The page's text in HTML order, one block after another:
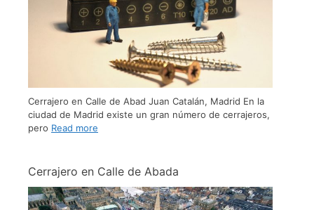
Cerrajero en Calle de Abad Juan Catalán, Madrid En la
ciudad de Madrid existe un gran número de cerrajeros,
pero Read more
Cerrajero en Calle de Abada